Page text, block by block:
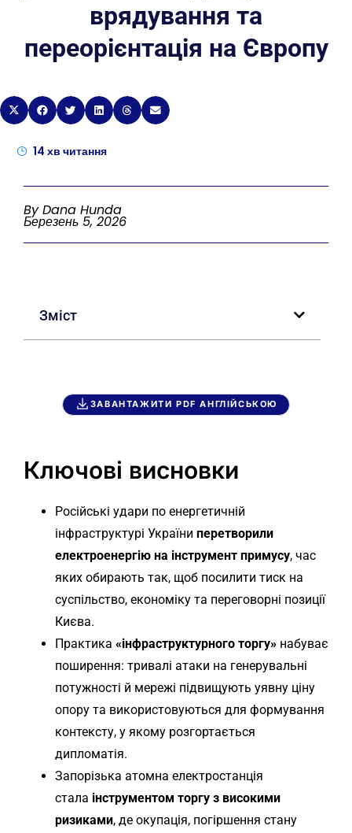
врядування та
переорієнтація на Європу
14 хв читання
By Dana Hunda
Березень 5, 2026
Зміст
ЗАВАНТАЖИТИ PDF АНГЛІЙСЬКОЮ
Ключові висновки
Російські удари по енергетичній
інфраструктурі України перетворили
електроенергію на інструмент примусу, час
яких обирають так, щоб посилити тиск на
суспільство, економіку та переговорні позиції
Києва.
Практика «інфраструктурного торгу» набуває
поширення: тривалі атаки на генерувальні
потужності й мережі підвищують уявну ціну
опору та використовуються для формування
контексту, у якому розгортається
дипломатія.
Запорізька атомна електростанція
стала інструментом торгу з високими
ризиками, де окупація, погіршення стану